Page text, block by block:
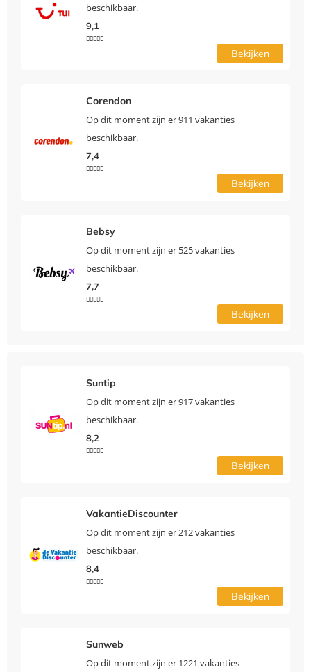
beschikbaar.
9,1
    
Bekijken
Corendon
Op dit moment zijn er 911 vakanties
beschikbaar.
7,4
    
Bekijken
Bebsy
Op dit moment zijn er 525 vakanties
beschikbaar.
7,7
    
Bekijken
Suntip
Op dit moment zijn er 917 vakanties
beschikbaar.
8,2
    
Bekijken
VakantieDiscounter
Op dit moment zijn er 212 vakanties
beschikbaar.
8,4
    
Bekijken
Sunweb
Op dit moment zijn er 1221 vakanties